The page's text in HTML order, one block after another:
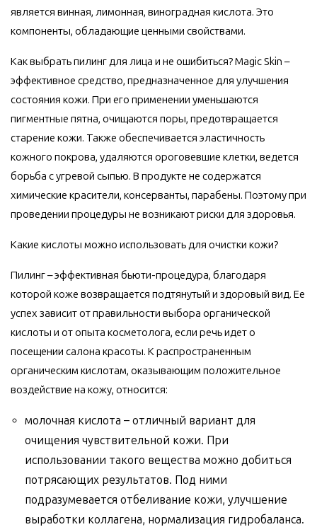
является винная, лимонная, виноградная кислота. Это
компоненты, обладающие ценными свойствами.
Как выбрать пилинг для лица и не ошибиться?Magic Skin –
эффективное средство, предназначенное для улучшения
состояния кожи. При его применении уменьшаются
пигментные пятна, очищаются поры, предотвращается
старение кожи. Также обеспечивается эластичность
кожного покрова, удаляются ороговевшие клетки, ведется
борьба с угревой сыпью. В продукте не содержатся
химические красители, консерванты, парабены. Поэтому при
проведении процедуры не возникают риски для здоровья.
Какие кислоты можно использовать для очистки кожи?
Пилинг – эффективная бьюти-процедура, благодаря
которой коже возвращается подтянутый и здоровый вид. Ее
успех зависит от правильности выбора органической
кислоты и от опыта косметолога, если речь идет о
посещении салона красоты. К распространенным
органическим кислотам, оказывающим положительное
воздействие на кожу, относится:
молочная кислота – отличный вариант для
очищения чувствительной кожи. При
использовании такого вещества можно добиться
потрясающих результатов. Под ними
подразумевается отбеливание кожи, улучшение
выработки коллагена, нормализация гидробаланса.